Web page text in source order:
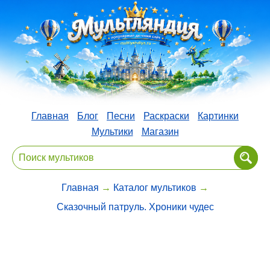
Главная Блог Песни Раскраски
Картинки
Мультики
Магазин
Главная → Каталог мультиков →
Сказочный патруль. Хроники чудес